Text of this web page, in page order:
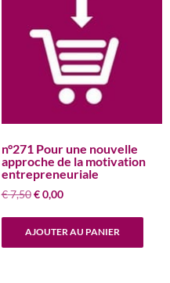
n°271 Pour une nouvelle
approche de la motivation
entrepreneuriale
€7,50 Le
€0,00Le
AJOUTER AU PANIER